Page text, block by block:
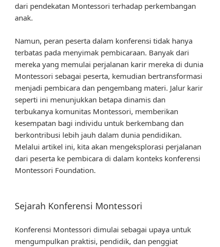
dari pendekatan Montessori terhadap perkembangan
anak.
Namun, peran peserta dalam konferensi tidak hanya
terbatas pada menyimak pembicaraan. Banyak dari
mereka yang memulai perjalanan karir mereka di dunia
Montessori sebagai peserta, kemudian bertransformasi
menjadi pembicara dan pengembang materi. Jalur karir
seperti ini menunjukkan betapa dinamis dan
terbukanya komunitas Montessori, memberikan
kesempatan bagi individu untuk berkembang dan
berkontribusi lebih jauh dalam dunia pendidikan.
Melalui artikel ini, kita akan mengeksplorasi perjalanan
dari peserta ke pembicara di dalam konteks konferensi
Montessori Foundation.
Sejarah Konferensi Montessori
Konferensi Montessori dimulai sebagai upaya untuk
mengumpulkan praktisi, pendidik, dan penggiat